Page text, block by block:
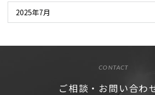
CONTACT
ご相談・お問い合わ